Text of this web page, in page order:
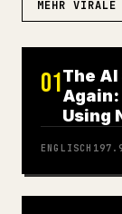
MEHR VIRALE
01The
Using
ENGLISCH